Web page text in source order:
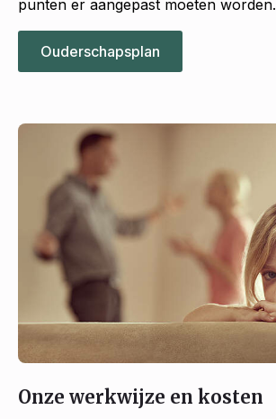
punten er aangepast moeten worden.
Ouderschapsplan
Onze werkwijze en kosten